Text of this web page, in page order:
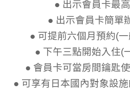
● 出示會員卡最
● 出示會員卡簡單
● 可提前六個月預約(
● 下午三點開始入住(
● 會員卡可當房間鑰匙
● 可享有日本國內對象設